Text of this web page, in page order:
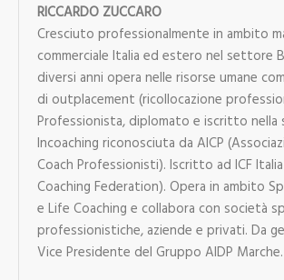
RICCARDO ZUCCARO
Cresciuto professionalmente in ambito
commerciale Italia ed estero nel settore
diversi anni opera nelle risorse umane
di outplacement (ricollocazione
Professionista, diplomato e iscritto nella
Incoaching riconosciuta da AICP
Coach Professionisti). Iscritto ad ICF
Coaching Federation). Opera in ambito
e Life Coaching e collabora con società
professionistiche, aziende e privati. Da
Vice Presidente del Gruppo AIDP Marche.